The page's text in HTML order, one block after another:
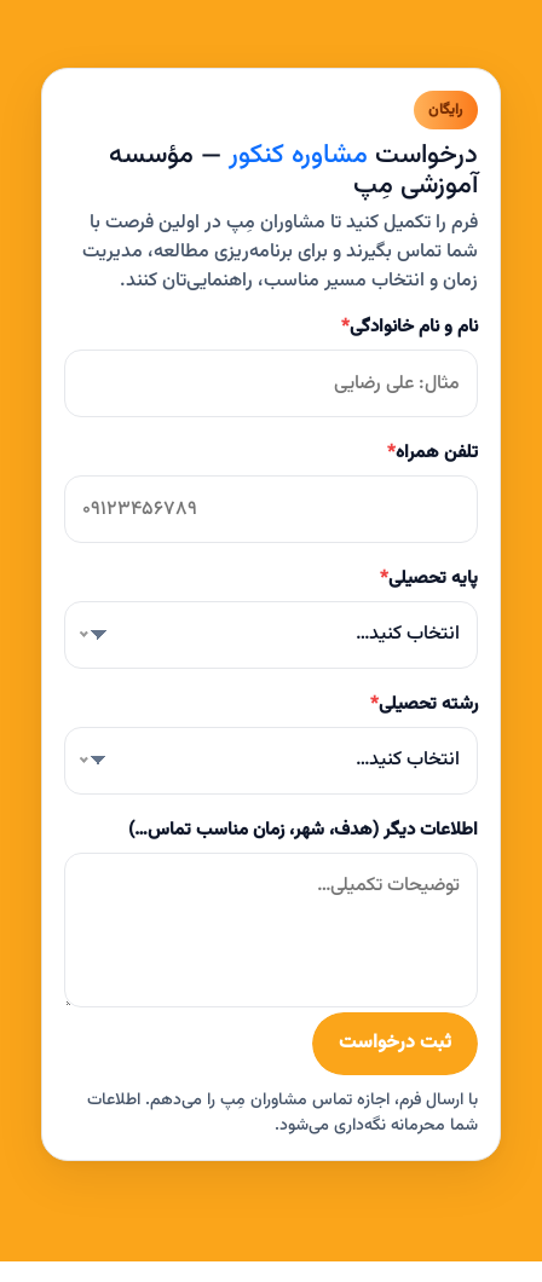
رایگان
درخواست مشاوره کنکور— مؤسسه
آموزشی مِپ
فرم را تکمیل کنید تا مشاوران مِپ در اولین فرصت با
شما تماس بگیرند و برای برنامه‌ریزی مطالعه، مدیریت
زمان و انتخاب مسیر مناسب، راهنمایی‌تان کنند.
نام و نام خانوادگی*
تلفن همراه*
پایه تحصیلی*
انتخاب کنید…
رشته تحصیلی*
انتخاب کنید…
اطلاعات دیگر (هدف، شهر، زمان مناسب تماس…)
ثبت درخواست
با ارسال فرم، اجازه تماس مشاوران مِپ را می‌دهم. اطلاعات
شما محرمانه نگه‌داری می‌شود.